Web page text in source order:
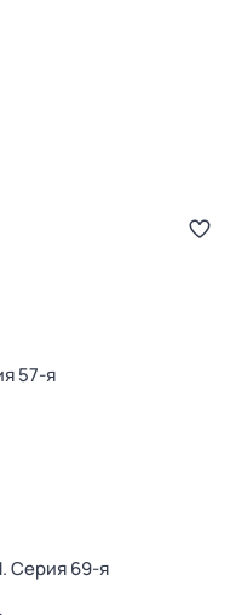
57-я
. Серия 69-я